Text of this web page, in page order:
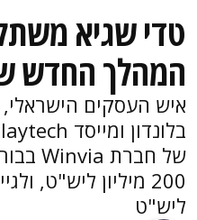
טדי שגיא
המהלך החדש
איש העסקים
ליש"ט